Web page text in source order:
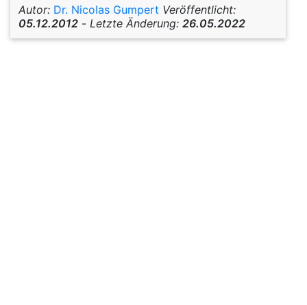
Autor: Dr. Nicolas Gumpert Veröffentlicht:
05.12.2012 - Letzte Änderung: 26.05.2022